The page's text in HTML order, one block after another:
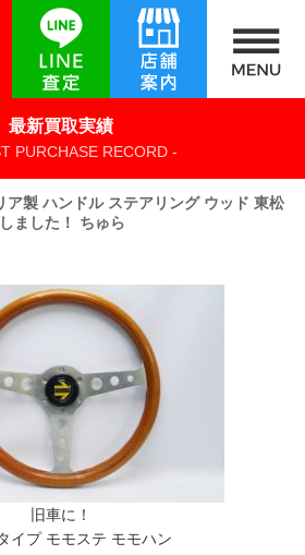
最新買取実績
PURCHASE RECORD -
ア製 ハンドル ステアリング ウッド 東松
ました！ ちゅら
旧車に！
イプ モモステ モモハン